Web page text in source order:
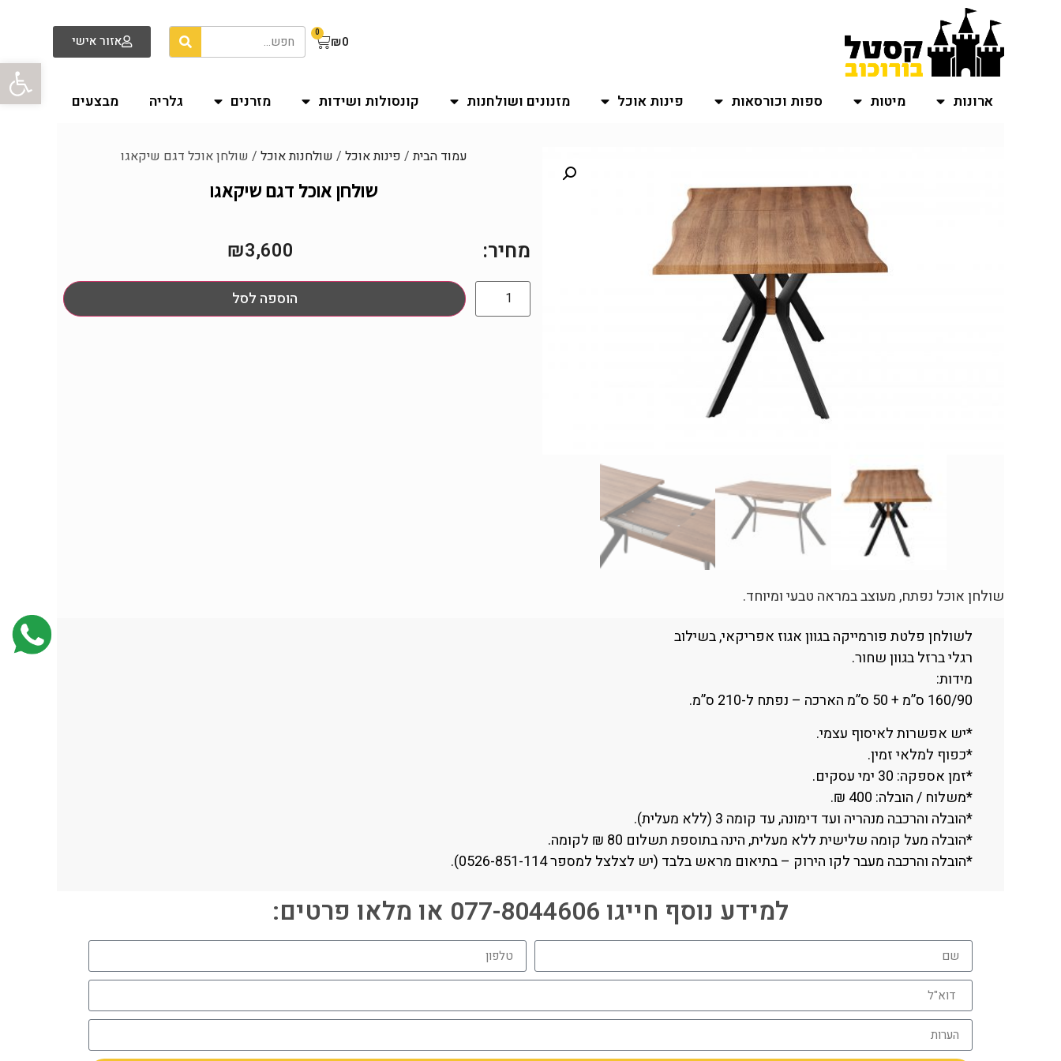
פתח
₪0
0
אזור אישי
ארונות מיטות ספות וכורסאות פינות אוכל מזנונים ושולחנות קונסולות ושידות מזרנים גלריה מבצעים
שולחן אוכל נפתח, מעוצב במראה טבעי ומיוחד.
עמוד הבית/ פינות אוכל / שולחנות אוכל / שולחן אוכל דגם שיקאגו
שולחן אוכל דגם שיקאגו
מחיר: ₪3,600
הוספה לסל
לשולחן פלטת פורמייקה בגוון אגוז אפריקאי, בשילוב
רגלי ברזל בגוון שחור.
מידות:
160/90 ס”מ + 50 ס”מ הארכה – נפתח ל-210 ס”מ.
*יש אפשרות לאיסוף עצמי.
*כפוף למלאי זמין.
*זמן אספקה: 30 ימי עסקים.
*משלוח / הובלה: 400 ₪.
*הובלה והרכבה מנהריה ועד דימונה, עד קומה 3 (ללא מעלית).
*הובלה מעל קומה שלישית ללא מעלית, הינה בתוספת תשלום 80 ₪ לקומה.
*הובלה והרכבה מעבר לקו הירוק – בתיאום מראש בלבד (יש לצלצל למספר 0526-851-114).
למידע נוסף חייגו 077-8044606 או מלאו פרטים: